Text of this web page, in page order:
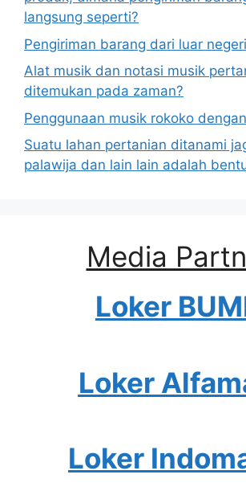
langsung seperti?
Pengiriman barang dari luar
Alat musik dan notasi musik
ditemukan pada zaman?
Penggunaan musik rokoko
Suatu lahan pertanian ditanami
palawija dan lain lain adalah
Media
Loker
Loker
Loker